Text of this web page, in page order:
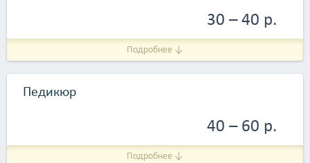
30 – 40 р.
Подробнее ↓
Педикюр
40 – 60 р.
Подробнее ↓